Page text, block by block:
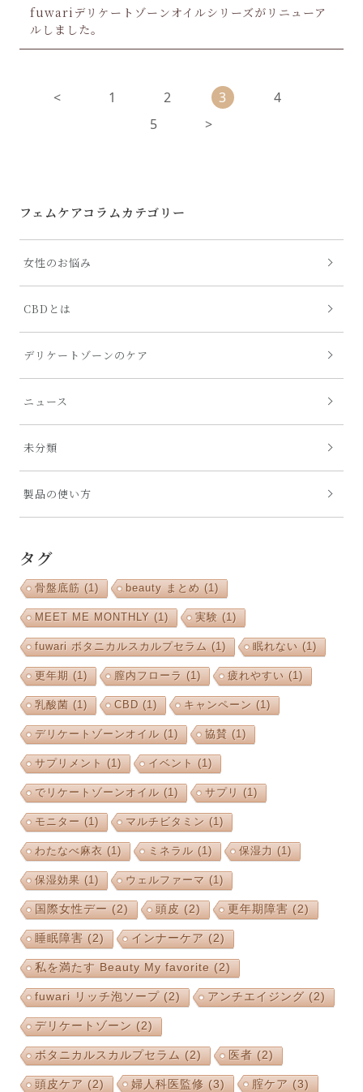
fuwariデリケートゾーンオイルシリーズがリニューア
ルしました。
< 1 2 3
4
5
>
フェムケアコラムカテゴリー
女性のお悩み
CBDとは
デリケートゾーンのケア
ニュース
未分類
製品の使い方
タグ
骨盤底筋 (1) beauty まとめ (1)
MEET ME MONTHLY (1) 実験 (1)
fuwari ボタニカルスカルプセラム (1) 眠れない (1)
更年期 (1) 膣内フローラ (1) 疲れやすい (1)
乳酸菌(1) CBD(1) キャンペーン (1)
デリケートゾーンオイル(1) 協賛 (1)
サプリメント (1) イベント (1)
でリケートゾーンオイル(1) サプリ (1)
モニター (1) マルチビタミン (1)
わたなべ麻衣 (1) ミネラル(1) 保湿力 (1)
保湿効果 (1) ウェルファーマ (1)
国際女性デー (2) 頭皮 (2) 更年期障害 (2)
睡眠障害 (2) インナーケア (2)
私を満たす Beauty My favorite (2)
fuwari リッチ泡ソープ(2) アンチエイジング(2)
デリケートゾーン (2)
ボタニカルスカルプセラム (2) 医者 (2)
頭皮ケア (2) 婦人科医監修 (3) 腟ケア (3)